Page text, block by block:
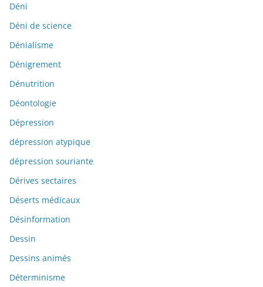
Déni
Déni de science
Dénialisme
Dénigrement
Dénutrition
Déontologie
Dépression
dépression atypique
dépression souriante
Dérives sectaires
Déserts médicaux
Désinformation
Dessin
Dessins animés
Déterminisme